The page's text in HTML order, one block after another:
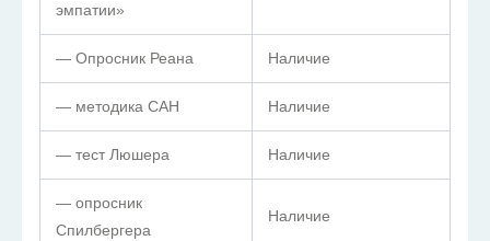
эмпатии»
— Опросник Реана Наличие
— методика САН Наличие
— тест Люшера Наличие
— опросник
Спилбергера
Наличие